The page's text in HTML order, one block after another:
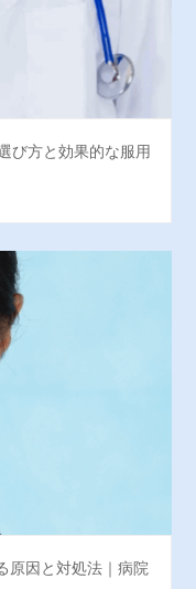
び方と効果的な服用
原因と対処法｜病院